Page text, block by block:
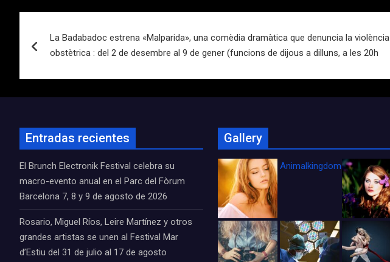
de
entradas
La Badabadoc estrena «Malparida», una comèdia dramàtica que denuncia la violència
obstètrica : del 2 de desembre al 9 de gener (funcions de dijous a dilluns, a les 20h
Entradas recientes
El Brunch Electronik Festival celebra su
macro-evento anual en el Parc del Fòrum
Barcelona 7, 8 y 9 de agosto de 2026
Rosario, Miguel Ríos, Leire Martínez y otros
grandes artistas se unen al Festival Mar
d’Estiu del 31 de julio al 17 de agosto
Gallery
Animalkingdom_FichaCine